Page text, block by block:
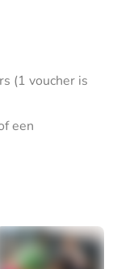
(1 voucher is
een